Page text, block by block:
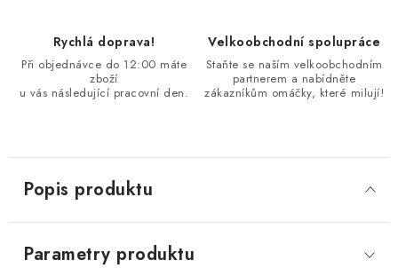
Rychlá doprava!
Při objednávce do 12:00 máte
zboží
u vás následující pracovní den.
Velkoobchodní spolupráce
Staňte se naším velkoobchodním
partnerem a nabídněte
zákazníkům omáčky, které milují!
Popis produktu
Parametry produktu